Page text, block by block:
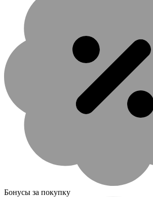
Бонусы за покупку